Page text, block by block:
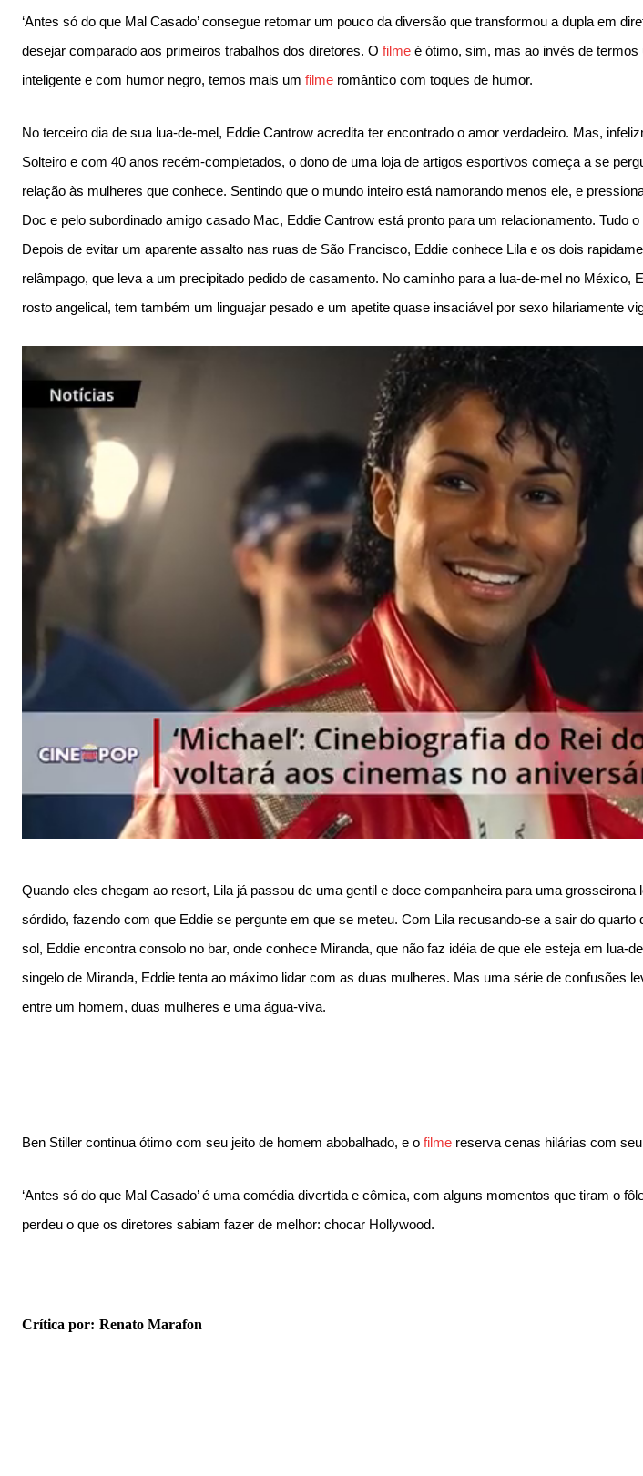
‘Antes só do que Mal Casado’ consegue retomar um pouco da diversão que transformou a dupla em
desejar comparado aos primeiros trabalhos dos diretores. O filme é ótimo, sim, mas ao invés de
inteligente e com humor negro, temos mais um filme romântico com toques de humor.
No terceiro dia de sua lua-de-mel, Eddie Cantrow acredita ter encontrado o amor verdadeiro. Mas,
Solteiro e com 40 anos recém-completados, o dono de uma loja de artigos esportivos começa a se
relação às mulheres que conhece. Sentindo que o mundo inteiro está namorando menos ele, e
Doc e pelo subordinado amigo casado Mac, Eddie Cantrow está pronto para um relacionamento. Tudo
Depois de evitar um aparente assalto nas ruas de São Francisco, Eddie conhece Lila e os dois
relâmpago, que leva a um precipitado pedido de casamento. No caminho para a lua-de-mel no México,
rosto angelical, tem também um linguajar pesado e um apetite quase insaciável por sexo hilariamente
Quando eles chegam ao resort, Lila já passou de uma gentil e doce companheira para uma grosseirona
sórdido, fazendo com que Eddie se pergunte em que se meteu. Com Lila recusando-se a sair do quarto
sol, Eddie encontra consolo no bar, onde conhece Miranda, que não faz idéia de que ele esteja em lua-
singelo de Miranda, Eddie tenta ao máximo lidar com as duas mulheres. Mas uma série de confusões
entre um homem, duas mulheres e uma água-viva.
Ben Stiller continua ótimo com seu jeito de homem abobalhado, e o filme reserva cenas hilárias com
‘Antes só do que Mal Casado’ é uma comédia divertida e cômica, com alguns momentos que tiram o
perdeu o que os diretores sabiam fazer de melhor: chocar Hollywood.
Crítica por: Renato Marafon